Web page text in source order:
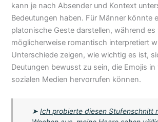
kann je nach Absender und Kontext
Bedeutungen haben. Für Männer könnte
platonische Geste darstellen, während es
möglicherweise romantisch interpretiert
Unterschiede zeigen, wie wichtig es ist,
Deutungen bewusst zu sein, die Emojis
sozialen Medien hervorrufen können.
➤Ich probierte diesen Stufenschnitt